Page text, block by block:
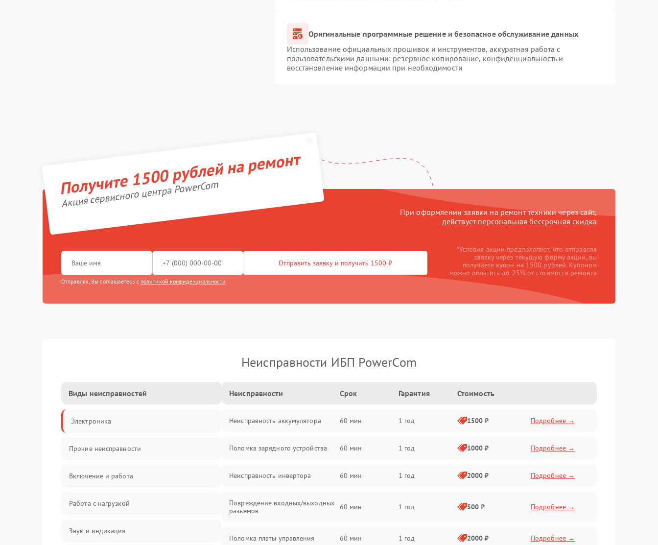
Оригинальные программные решение и безопасное обслуживание данных
Использование официальных прошивок и инструментов, аккуратная работа с
пользовательскими данными: резервное копирование, конфиденциальность и
восстановление информации при необходимости
Получите 1500 рублей на ремонт
Акция сервисного центра PowerCom
При оформлении заявки на ремонт техники через сайт,
действует персональная бессрочная скидка
Отправить заявку и получить 1500 ₽
Отправляя, Вы соглашаетесь с политикой конфиденциальности
*Условия акции предполагают, что отправляя
заявку через текущую форму акции, вы
получаете купон на 1500 рублей. Купоном
можно оплатить до 25% от стоимости ремонта
Неисправности ИБП PowerCom
Виды неисправностей
Электроника
Прочие неисправности
Включение и работа
Работа с нагрузкой
Звук и индикация
Неисправности Срок Гарантия Стоимость
Неисправность аккумулятора 60 мин 1 год 1500 ₽ Подробнее →
Поломка зарядного устройства 60 мин 1 год 1000 ₽ Подробнее →
Неисправность инвертора 60 мин 1 год 2000 ₽ Подробнее →
Повреждение входных/выходных
разъемов
60 мин 1 год 500 ₽ Подробнее →
Поломка платы управления 60 мин 1 год 2000 ₽ Подробнее →